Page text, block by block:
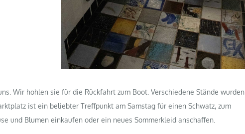
Wir hohlen sie für die Rückfahrt zum Boot. Verschiedene Stände wurden
ist ein beliebter Treffpunkt am Samstag für einen Schwatz, zum
und Blumen einkaufen oder ein neues Sommerkleid anschaffen.